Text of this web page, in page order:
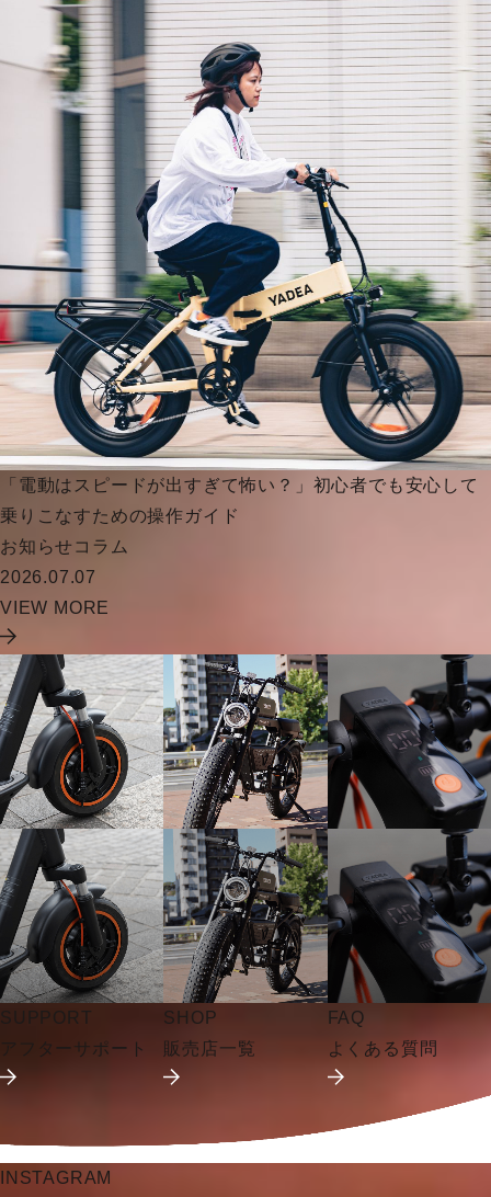
「電動はスピードが出すぎて怖い？」初心者でも安心して
乗りこなすための操作ガイド
お知らせコラム
2026.07.07
VIEW MORE
SUPPORT
アフターサポート
SHOP
販売店一覧
FAQ
よくある質問
INSTAGRAM